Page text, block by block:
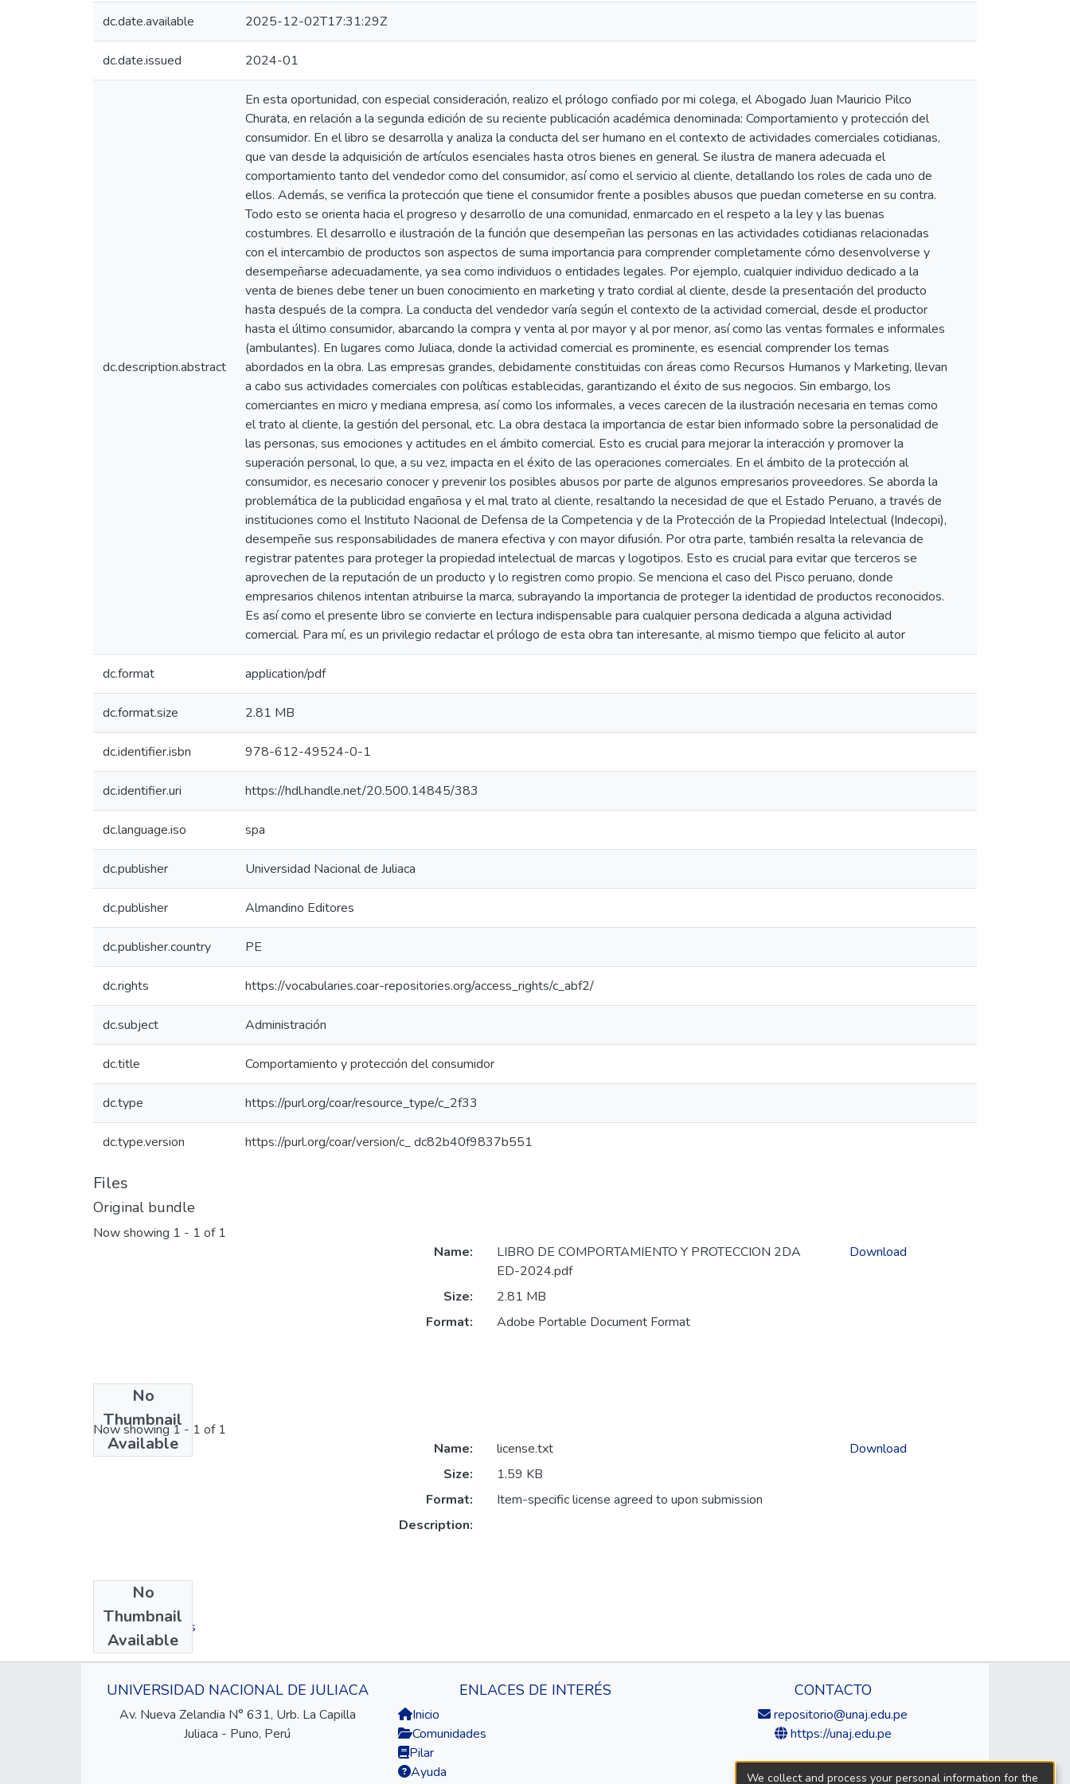
dc.date.available 2025-12-02T17:31:29Z
dc.date.issued 2024-01
dc.description.abstract
En esta oportunidad, con especial consideración, realizo el prólogo confiado por mi colega, el Abogado Juan Mauricio Pilco
Churata, en relación a la segunda edición de su reciente publicación académica denominada: Comportamiento y protección del
consumidor. En el libro se desarrolla y analiza la conducta del ser humano en el contexto de actividades comerciales cotidianas,
que van desde la adquisición de artículos esenciales hasta otros bienes en general. Se ilustra de manera adecuada el
comportamiento tanto del vendedor como del consumidor, así como el servicio al cliente, detallando los roles de cada uno de
ellos. Además, se verifica la protección que tiene el consumidor frente a posibles abusos que puedan cometerse en su contra.
Todo esto se orienta hacia el progreso y desarrollo de una comunidad, enmarcado en el respeto a la ley y las buenas
costumbres. El desarrollo e ilustración de la función que desempeñan las personas en las actividades cotidianas relacionadas
con el intercambio de productos son aspectos de suma importancia para comprender completamente cómo desenvolverse y
desempeñarse adecuadamente, ya sea como individuos o entidades legales. Por ejemplo, cualquier individuo dedicado a la
venta de bienes debe tener un buen conocimiento en marketing y trato cordial al cliente, desde la presentación del producto
hasta después de la compra. La conducta del vendedor varía según el contexto de la actividad comercial, desde el productor
hasta el último consumidor, abarcando la compra y venta al por mayor y al por menor, así como las ventas formales e informales
(ambulantes). En lugares como Juliaca, donde la actividad comercial es prominente, es esencial comprender los temas
abordados en la obra. Las empresas grandes, debidamente constituidas con áreas como Recursos Humanos y Marketing, llevan
a cabo sus actividades comerciales con políticas establecidas, garantizando el éxito de sus negocios. Sin embargo, los
comerciantes en micro y mediana empresa, así como los informales, a veces carecen de la ilustración necesaria en temas como
el trato al cliente, la gestión del personal, etc. La obra destaca la importancia de estar bien informado sobre la personalidad de
las personas, sus emociones y actitudes en el ámbito comercial. Esto es crucial para mejorar la interacción y promover la
superación personal, lo que, a su vez, impacta en el éxito de las operaciones comerciales. En el ámbito de la protección al
consumidor, es necesario conocer y prevenir los posibles abusos por parte de algunos empresarios proveedores. Se aborda la
problemática de la publicidad engañosa y el mal trato al cliente, resaltando la necesidad de que el Estado Peruano, a través de
instituciones como el Instituto Nacional de Defensa de la Competencia y de la Protección de la Propiedad Intelectual (Indecopi),
desempeñe sus responsabilidades de manera efectiva y con mayor difusión. Por otra parte, también resalta la relevancia de
registrar patentes para proteger la propiedad intelectual de marcas y logotipos. Esto es crucial para evitar que terceros se
aprovechen de la reputación de un producto y lo registren como propio. Se menciona el caso del Pisco peruano, donde
empresarios chilenos intentan atribuirse la marca, subrayando la importancia de proteger la identidad de productos reconocidos.
Es así como el presente libro se convierte en lectura indispensable para cualquier persona dedicada a alguna actividad
comercial. Para mí, es un privilegio redactar el prólogo de esta obra tan interesante, al mismo tiempo que felicito al autor
dc.format application/pdf
dc.format.size 2.81 MB
dc.identifier.isbn 978-612-49524-0-1
dc.identifier.uri https://hdl.handle.net/20.500.14845/383
dc.language.iso spa
dc.publisher Universidad Nacional de Juliaca
dc.publisher Almandino Editores
dc.publisher.country PE
dc.rights https://vocabularies.coar-repositories.org/access_rights/c_abf2/
dc.subject Administración
dc.title Comportamiento y protección del consumidor
dc.type https://purl.org/coar/resource_type/c_2f33
dc.type.version https://purl.org/coar/version/c_ dc82b40f9837b551
Files
Original bundle
Now showing 1 - 1 of 1
No
Thumbnail
Available
Name:
LIBRO DE COMPORTAMIENTO Y PROTECCION 2DA
ED-2024.pdf
Size:
2.81 MB
Format:
Adobe Portable Document Format
Download
License bundle
Now showing1 - 1 of 1
No
Thumbnail
Available
Name:
license.txt
Size:
1.59 KB
Format:
Item-specific license agreed to upon submission
Description:
Download
Collections
Coleccion de libros
UNIVERSIDAD NACIONAL DE JULIACA
Av. Nueva Zelandia N° 631, Urb. La Capilla
Juliaca - Puno, Perú
ENLACES DE INTERÉS
Inicio
Comunidades
Pilar
Ayuda
CONTACTO
repositorio@unaj.edu.pe
https://unaj.edu.pe
We collect and process your personal information for the